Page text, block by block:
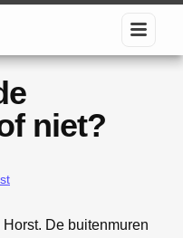
niet?
De buitenmuren